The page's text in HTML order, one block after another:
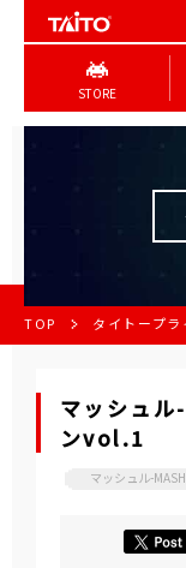
STORE
TOP タイトープラ
マッシュ
ンvol.1
マッシュル-